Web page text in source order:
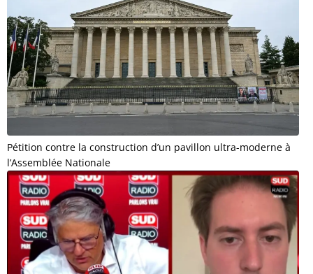
Pétition contre la construction d’un pavillon ultra-moderne à
l’Assemblée Nationale